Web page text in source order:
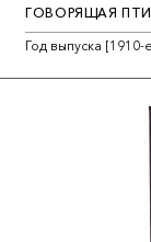
ГОВОРЯЩАЯ
Год выпуска [1910-